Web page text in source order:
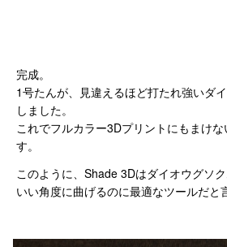
完成。
1号たんが、見違えるほど打たれ強いダ
しました。
これでフルカラー3Dプリントにもまけ
す。
このように、Shade 3Dはダイオウグソ
いい角度に曲げるのに最適なツールだと